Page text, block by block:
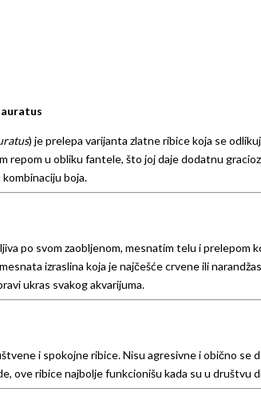
) je prelepa varijanta zlatne ribice koja se
repom u obliku fantele, što joj daje dodatnu
boja.
po svom zaobljenom, mesnatim telu i
izraslina koja je najčešće crvene ili
ukras svakog akvarijuma.
i spokojne ribice. Nisu agresivne i obično se
ove ribice najbolje funkcionišu kada su u društvu